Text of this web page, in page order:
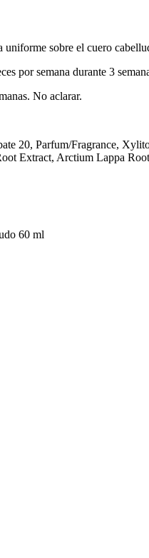
sobre el cuero
por semana durante 3
No aclarar.
20, Parfum/Fragrance,
Extract, Arctium Lappa
60 ml